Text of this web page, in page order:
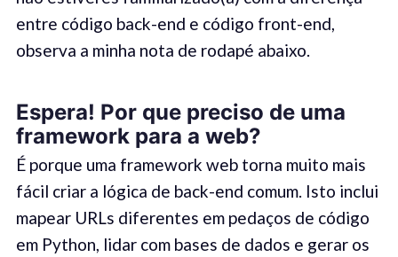
entre código back-end e código front-end,
observa a minha nota de rodapé abaixo.
Espera! Por que preciso de uma
framework para a web?
É porque uma framework web torna muito mais
fácil criar a lógica de back-end comum. Isto inclui
mapear URLs diferentes em pedaços de código
em Python, lidar com bases de dados e gerar os